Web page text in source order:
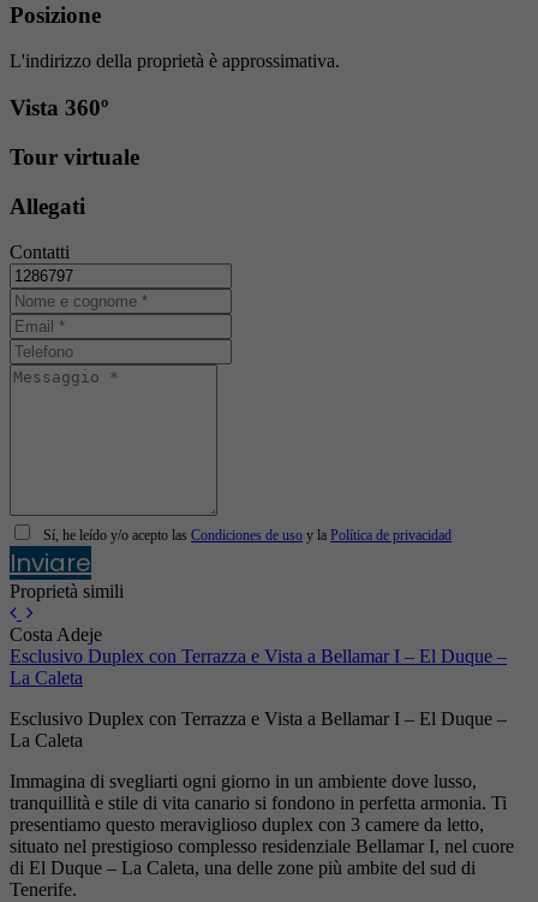
Posizione
L'indirizzo della proprietà è approssimativa.
Vista 360º
Tour virtuale
Allegati
Contatti
Sí, he leído y/o acepto las Condiciones de uso y la Política de privacidad
Inviare
Proprietà simili
Costa Adeje
Esclusivo Duplex con Terrazza e Vista a Bellamar I – El Duque –
La Caleta
Esclusivo Duplex con Terrazza e Vista a Bellamar I – El Duque –
La Caleta
Immagina di svegliarti ogni giorno in un ambiente dove lusso,
tranquillità e stile di vita canario si fondono in perfetta armonia. Ti
presentiamo questo meraviglioso duplex con 3 camere da letto,
situato nel prestigioso complesso residenziale Bellamar I, nel cuore
di El Duque – La Caleta, una delle zone più ambite del sud di
Tenerife.